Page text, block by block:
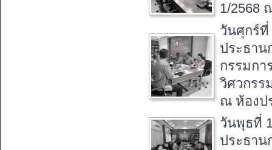
1/2568
วันศุกร์ที่
ประธา
กรรมกา
วิศวกรร
ณ ห้องป
วันพุธที่
ประธา